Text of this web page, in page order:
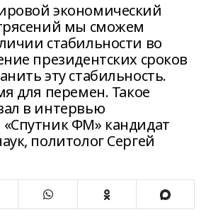
экономический
мы сможем
стабильности во
президентских сроков
эту стабильность.
для перемен. Такое
в интервью
ФМ» кандидат
политолог Сергей